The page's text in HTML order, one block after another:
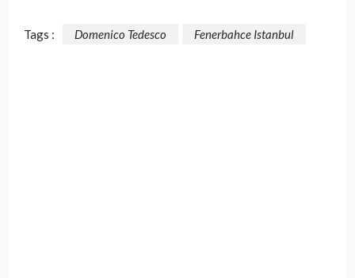
Tags : Domenico Tedesco Fenerbahce Istanbul